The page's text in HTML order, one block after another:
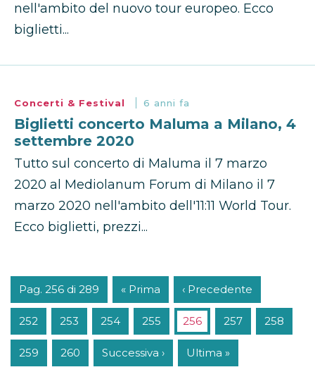
nell'ambito del nuovo tour europeo. Ecco
biglietti...
Concerti & Festival 6 anni fa
Biglietti concerto Maluma a Milano, 4
settembre 2020
Tutto sul concerto di Maluma il 7 marzo
2020 al Mediolanum Forum di Milano il 7
marzo 2020 nell'ambito dell'11:11 World Tour.
Ecco biglietti, prezzi...
Pag. 256 di 289 « Prima ‹ Precedente
252 253 254 255 256 257 258
259 260 Successiva › Ultima »